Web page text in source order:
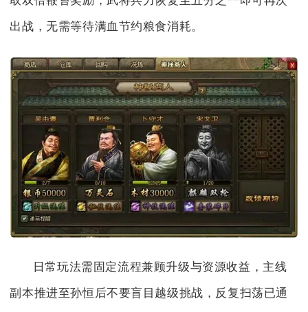
出战，无需等待满血节约粮食消耗。
日常玩法需固定流程兼顾升级与资源收益，主线
副本推进至孙恒后不要盲目越级挑战，反复扫荡已通